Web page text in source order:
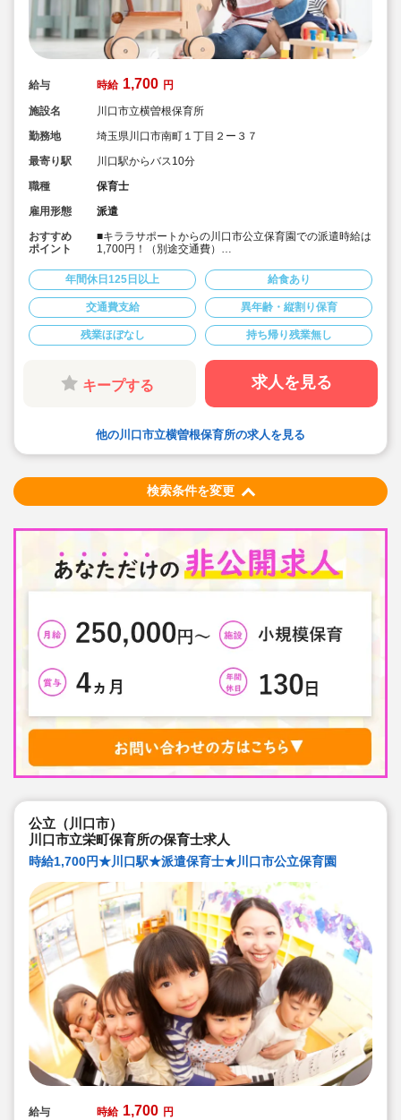
給与 時給 1,700 円
施設名
川口市立横曽根保育所
勤務地
埼玉県川口市南町１丁目２ー３７
最寄り駅
川口駅からバス10分
職種
保育士
雇用形態
派遣
おすすめ
ポイント
■キララサポートからの川口市公立保育園での派遣時給は
1,700円！（別途交通費）
■キララサポートからの派遣保育士が就業中です！
■1日あたり6時間以上での勤務時間の相談も可能です！
■土日祝完全休み＆持ち帰りや残業もありません！
■正職員が大変！パートだけど業務負担が大きい！という
方におススメです！
年間休日125日以上 給食あり
交通費支給 異年齢・縦割り保育
残業ほぼなし 持ち帰り残業無し
キープする 求人を見る
他の川口市立横曽根保育所の求人を見る
検索条件を変更
公立（川口市）
川口市立栄町保育所の保育士求人
時給1,700円★川口駅★派遣保育士★川口市公立保育園
給与 時給 1,700 円